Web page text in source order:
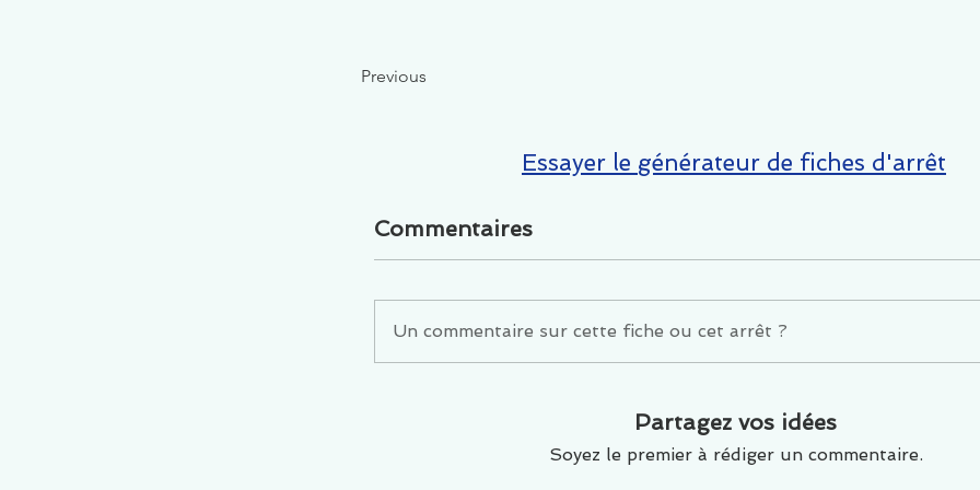
Previous
Essayer le générateur de fiches d'arrêt
Commentaires
Un commentaire sur cette fiche ou cet arrêt ?
Partagez vos idées
Soyez le premier à rédiger un commentaire.